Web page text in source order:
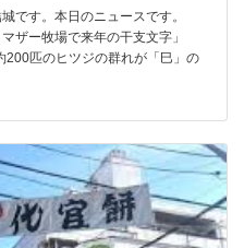
です。本日のニュースです。
ザー牧場で来年の干支文字」
匹のヒツジの群れが「巳」の